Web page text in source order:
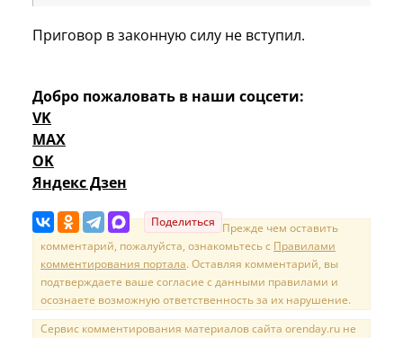
Приговор в законную силу не вступил.
Добро пожаловать в наши соцсети:
VK
MAX
OK
Яндекс Дзен
Поделиться Прежде чем оставить
комментарий, пожалуйста, ознакомьтесь с Правилами
комментирования портала. Оставляя комментарий, вы
подтверждаете ваше согласие с данными правилами и
осознаете возможную ответственность за их нарушение.
Сервис комментирования материалов сайта orenday.ru не